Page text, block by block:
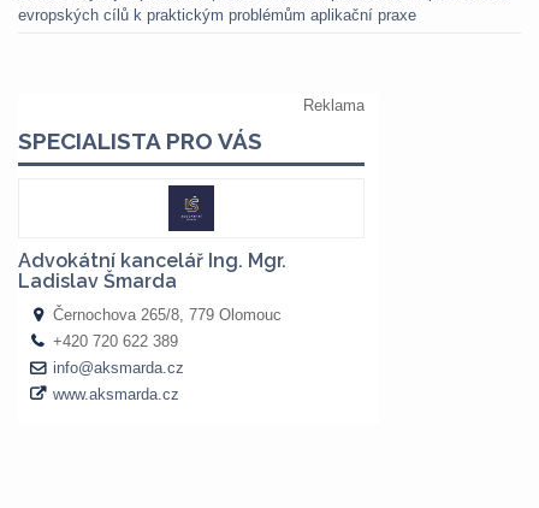
evropských cílů k praktickým problémům aplikační praxe